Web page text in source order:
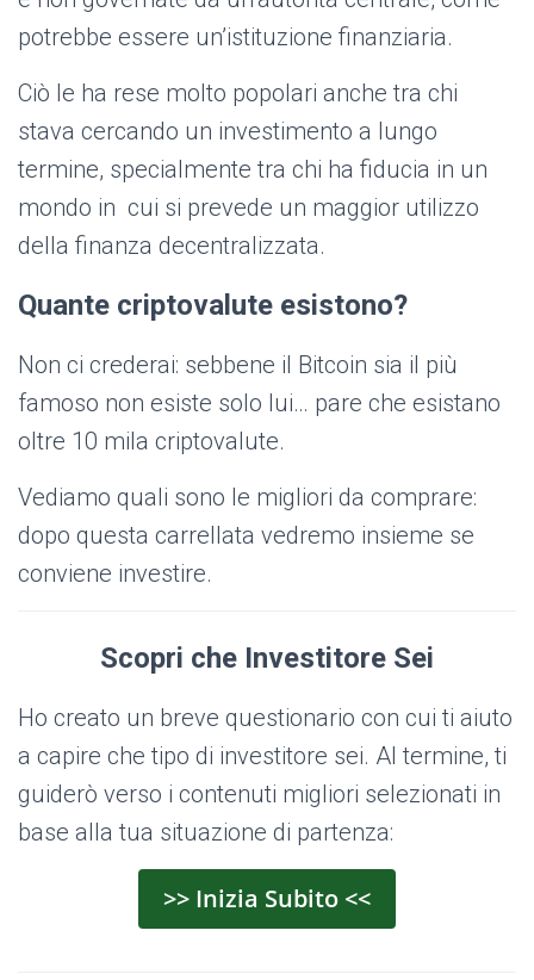
potrebbe essere un’istituzione finanziaria.
Ciò le ha rese molto popolari anche tra chi
stava cercando un investimento a lungo
termine, specialmente tra chi ha fiducia in un
mondo in cui si prevede un maggior utilizzo
della finanza decentralizzata.
Quante criptovalute esistono?
Non ci crederai: sebbene il Bitcoin sia il più
famoso non esiste solo lui… pare che esistano
oltre 10 mila criptovalute.
Vediamo quali sono le migliori da comprare:
dopo questa carrellata vedremo insieme se
conviene investire.
Scopri che Investitore Sei
Ho creato un breve questionario con cui ti aiuto
a capire che tipo di investitore sei. Al termine, ti
guiderò verso i contenuti migliori selezionati in
base alla tua situazione di partenza:
>> Inizia Subito <<